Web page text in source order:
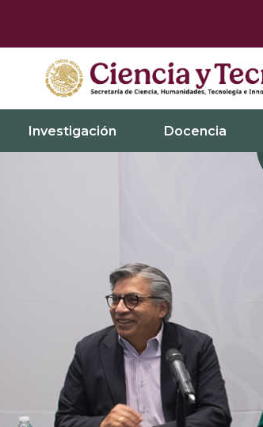
Investigación Docencia